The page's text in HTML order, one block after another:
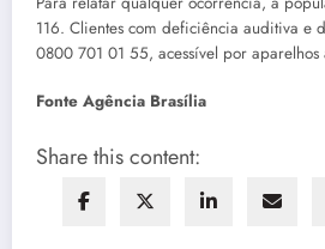
116. Clientes com deficiência auditiva e
0800 701 01 55, acessível por aparelhos
Fonte Agência Brasília
Share this content: